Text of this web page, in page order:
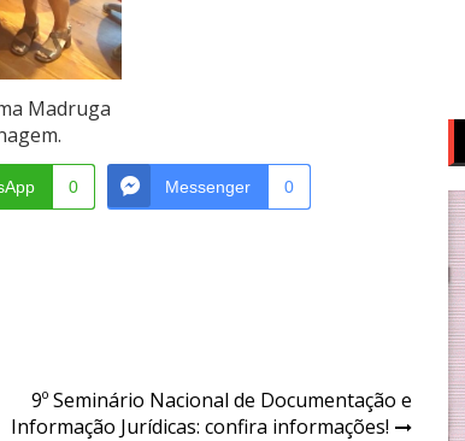
Madruga
0 Messenger 0
9º Seminário Nacional de Documentação e
Informação Jurídicas: confira informações!